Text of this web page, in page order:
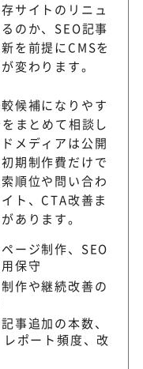
サイトのリニュ
のか、SEO記事
を前提にCMSを
変わります。
候補になりやす
まとめて相談し
メディアは公開
期制作費だけで
順位や問い合わ
ト、CTA改善ま
あります。
ージ制作、SEO
保守
作や継続改善の
事追加の本数、
ポート頻度、改